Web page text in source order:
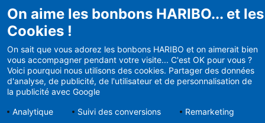
Newsletter
HARIBO
Recevez en avant-première nos
bons plans et actualités
On aime les bonbons HARIBO... et les
Cookies !
On sait que vous adorez les bonbons HARIBO et on aimerait bien
vous accompagner pendant votre visite... C'est OK pour vous ?
Voici pourquoi nous utilisons des cookies. Partager des données
d'analyse, de publicité, de l'utilisateur et de personnalisation de
la publicité avec Google
Analytique
Suivi des conversions Remarketing